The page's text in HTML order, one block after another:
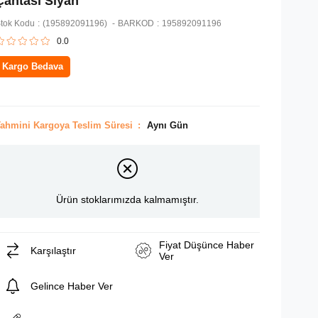
Kodu (195892091196) BARKOD : 195892091196
0.0
Kargo Bedava
Kargoya Teslim Süresi : Aynı Gün
Ürün stoklarımızda kalmamıştır.
Karşılaştır
Fiyat Düşünce Haber
Ver
Gelince Haber Ver